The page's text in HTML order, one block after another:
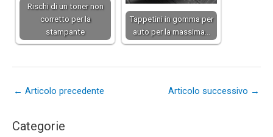
Rischi di un toner non
corretto per la
stampante
Tappetini in gomma per
auto per la massima…
← Articolo precedente Articolo successivo →
Categorie